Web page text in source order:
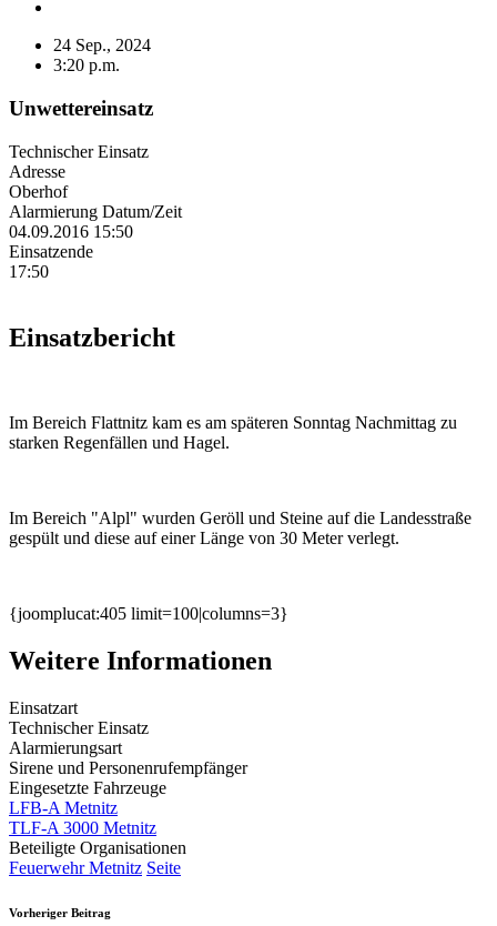
24 Sep., 2024
3:20 p.m.
Unwettereinsatz
Technischer Einsatz
Adresse
Oberhof
Alarmierung Datum/Zeit
04.09.2016 15:50
Einsatzende
17:50
Einsatzbericht
Im Bereich Flattnitz kam es am späteren Sonntag Nachmittag zu
starken Regenfällen und Hagel.
Im Bereich "Alpl" wurden Geröll und Steine auf die Landesstraße
gespült und diese auf einer Länge von 30 Meter verlegt.
{joomplucat:405 limit=100|columns=3}
Weitere Informationen
Einsatzart
Technischer Einsatz
Alarmierungsart
Sirene und Personenrufempfänger
Eingesetzte Fahrzeuge
LFB-A Metnitz
TLF-A 3000 Metnitz
Beteiligte Organisationen
Feuerwehr Metnitz Seite
Vorheriger Beitrag